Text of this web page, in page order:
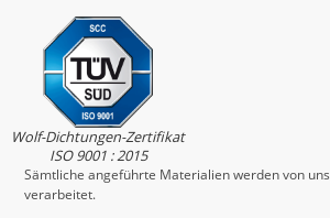
Wolf-Dichtungen-Zertifikat
ISO 9001 : 2015
Sämtliche angeführte Materialien werden von uns
verarbeitet.